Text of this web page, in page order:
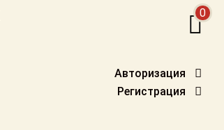
0
Авторизация
Регистрация